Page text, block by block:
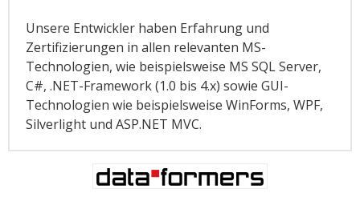
Unsere Entwickler haben Erfahrung und
Zertifizierungen in allen relevanten MS-
Technologien, wie beispielsweise MS SQL Server,
C#, .NET-Framework (1.0 bis 4.x) sowie GUI-
Technologien wie beispielsweise WinForms, WPF,
Silverlight und ASP.NET MVC.